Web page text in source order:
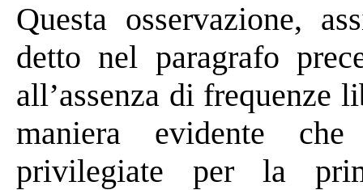
Questa osservazione,
detto nel paragrafo
all’assenza di frequenze
maniera evidente
privilegiate per la